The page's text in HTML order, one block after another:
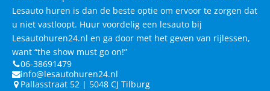
Lesauto huren is dan de beste optie om ervoor te zorgen dat
u niet vastloopt. Huur voordelig een lesauto bij
Lesautohuren24.nl en ga door met het geven van rijlessen,
want “the show must go on!”
06-38691479
info@lesautohuren24.nl
Pallasstraat 52 | 5048 CJ Tilburg